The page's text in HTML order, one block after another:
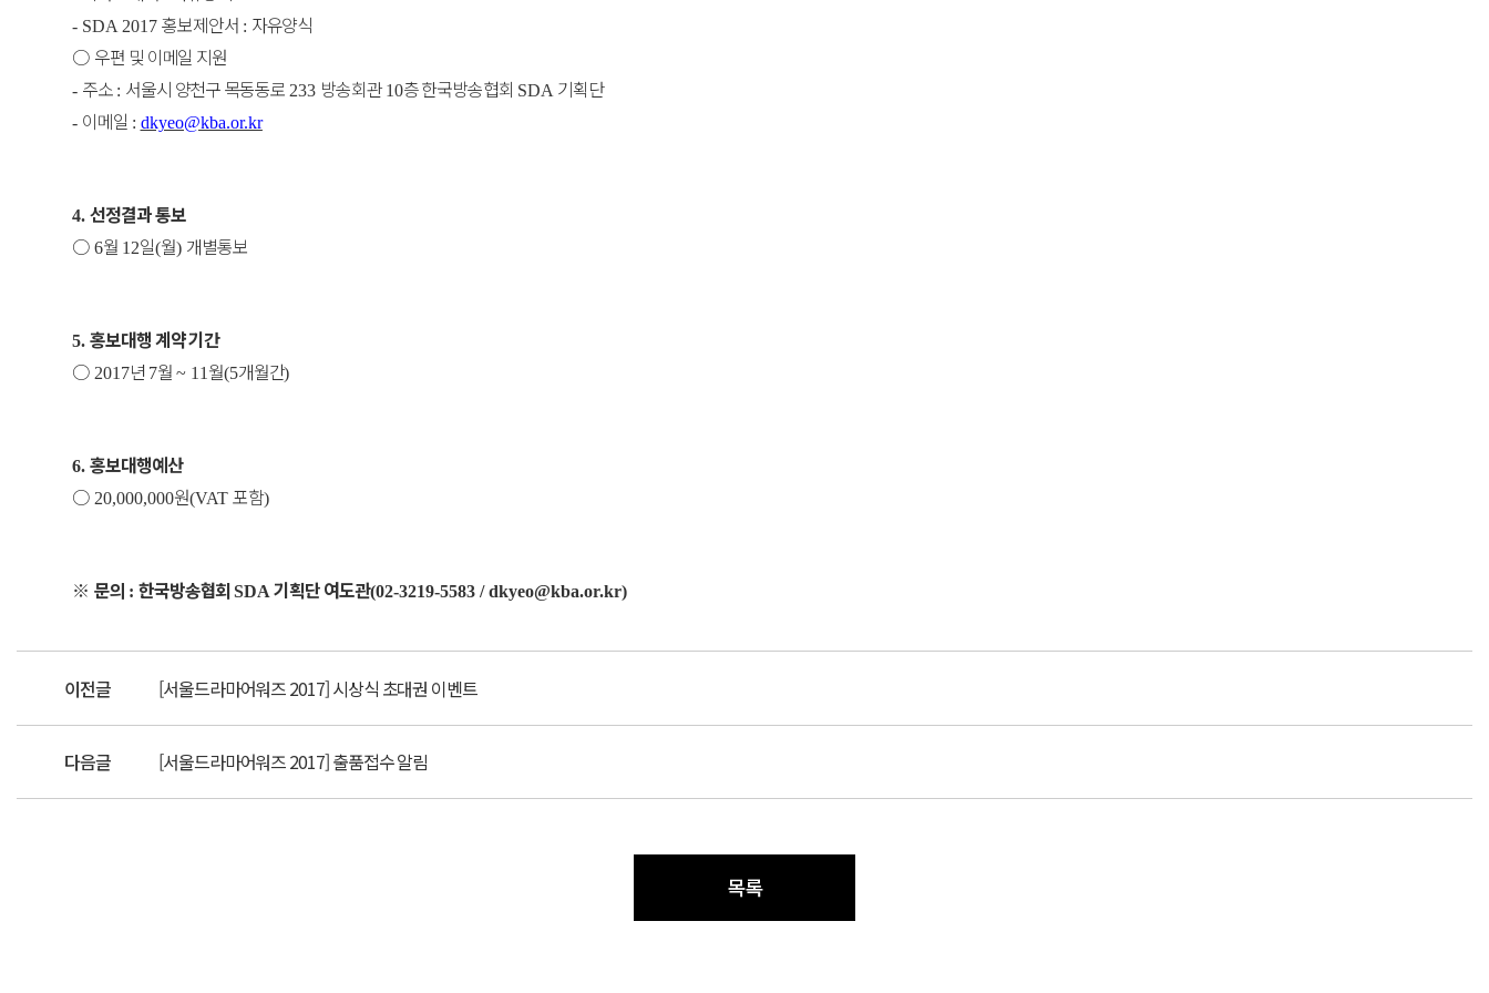
- SDA 2017 홍보제안서 : 자유양식
○ 우편 및 이메일 지원
- 주소 : 서울시 양천구 목동동로 233 방송회관 10층 한국방송협회 SDA 기획단
- 이메일 : dkyeo@kba.or.kr
4. 선정결과 통보
○ 6월 12일(월) 개별통보
5. 홍보대행 계약 기간
○ 2017년 7월 ~ 11 월(5개월간)
6. 홍보대행예산
○ 20,000,000원(VAT 포함)
※ 문의 : 한국방송협회SDA기획단 여도관(02-3219-5583 / dkyeo@kba.or.kr)
이전글 [서울드라마어워즈 2017] 시상식 초대권 이벤트
다음글 [서울드라마어워즈 2017] 출품접수 알림
목록